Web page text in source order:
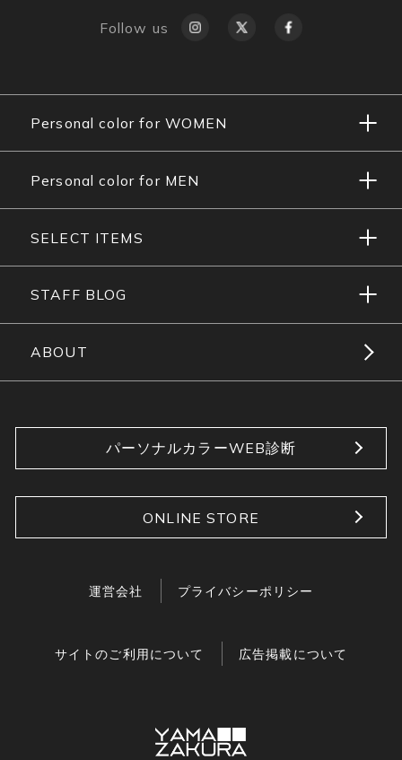
Follow us
Personal color for WOMEN
Personal color for MEN
SELECT ITEMS
STAFF BLOG
ABOUT
パーソナルカラーWEB診断
ONLINE STORE
運営会社 プライバシーポリシー
サイトのご利用について 広告掲載について